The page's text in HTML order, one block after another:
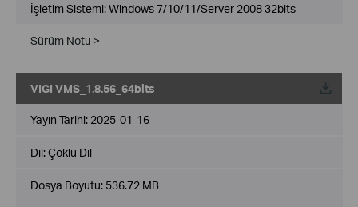
İşletim Sistemi: Windows 7/10/11/Server 2008 32bits
Sürüm Notu >
VIGI VMS_1.8.56_64bits
Yayın Tarihi: 2025-01-16
Dil:Çoklu Dil
Dosya Boyutu: 536.72 MB